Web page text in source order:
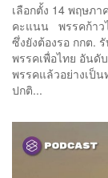
เลือกตั้ง 14 พฤษภ
คะแนน พรรคก้าว
ซึ่งยังต้องรอ กกต.
พรรคเพื่อไทย อันดั
พรรคแล้วอย่างเป็
ปกติ...